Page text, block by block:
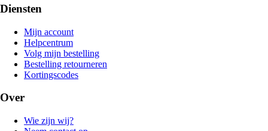
Diensten
Mijn account
Helpcentrum
Volg mijn bestelling
Bestelling retourneren
Kortingscodes
Over
Wie zijn wij?